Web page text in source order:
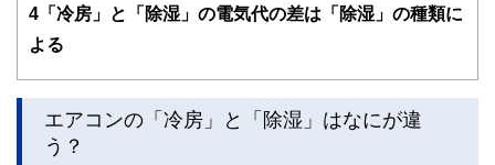
ドバイザー、DCプランナー、公認会計士、社会保険労務
士、行政書士、投資アナリスト、キャリアコンサルタントな
をわかりやすく発信している点です。
このように編集経験豊富なメンバーと金融や経済に精通した
4 「冷房」と「除湿」の電気代の差は「除湿」の種類に
よる
エアコンの「冷房」と「除湿」はなにが違
う？